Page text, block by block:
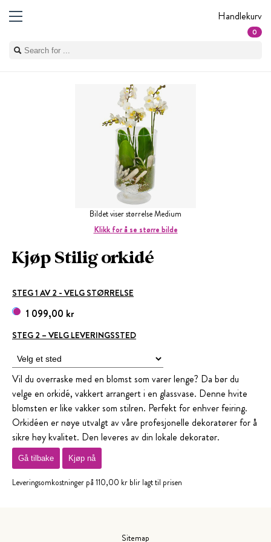
Handlekurv
0
Bildet viser størrelse Medium
Klikk for å se større bilde
Kjøp Stilig orkidé
STEG 1 AV 2 - VELG STØRRELSE
1 099,00 kr
STEG 2 – VELG LEVERINGSSTED
Vil du overraske med en blomst som varer lenge? Da bør du
velge en orkidé, vakkert arrangert i en glassvase. Denne hvite
blomsten er like vakker som stilren. Perfekt for enhver feiring.
Orkidéen er nøye utvalgt av våre profesjonelle dekoratører for å
sikre høy kvalitet. Den leveres av din lokale dekoratør.
Gå tilbake Kjøp nå
Leveringsomkostninger på 110,00 kr blir lagt til prisen
Sitemap